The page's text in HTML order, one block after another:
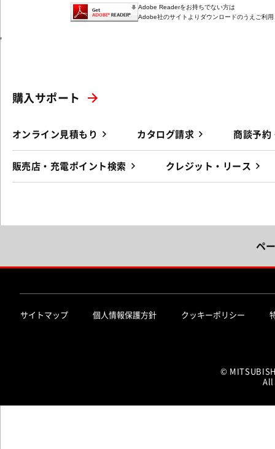
Adobe Readerをお持ちでない方は
Adobe社のサイトよりダウンロードのうえご利
'
購入サポート
オンライン見積もり カタログ請求 商談予約
販売店・充電ポイント検索 クレジット・リース
ペ
サイトマップ 個人情報保護方針 クッキーポリシー
©
All